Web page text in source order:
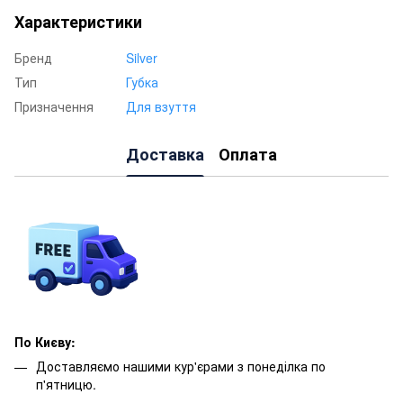
Характеристики
Бренд
Silver
Тип
Губка
Призначення
Для взуття
Доставка Оплата
По Києву:
Доставляємо нашими кур'єрами з понеділка по
п'ятницю.